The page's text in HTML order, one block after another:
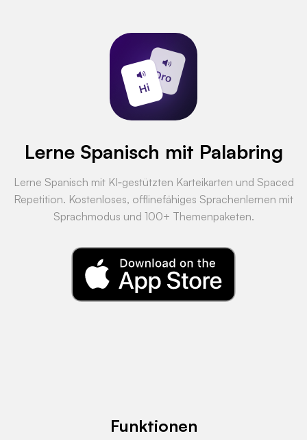
Lerne Spanisch mit Palabring
Lerne Spanisch mit KI‑gestützten Karteikarten und Spaced
Repetition. Kostenloses, offlinefähiges Sprachenlernen mit
Sprachmodus und 100+ Themenpaketen.
Funktionen